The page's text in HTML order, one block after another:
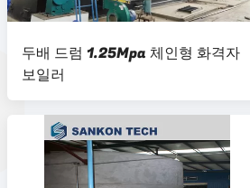
두배 드럼 1.25Mpa 체인형 화격자
보일러